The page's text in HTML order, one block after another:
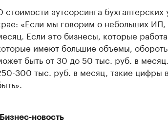
стоимости аутсорсинга
«Если мы говорим о небольших ИП,
Если это бизнесы, которые
имеют большие объемы,
быть от 30 до 50 тыс. руб. в
300 тыс. руб. в месяц, такие цифры
новость